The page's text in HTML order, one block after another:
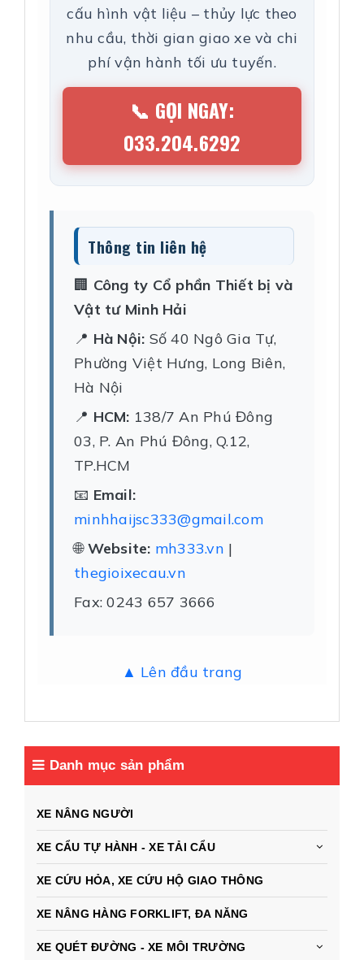
cấu hình vật liệu – thủy lực theo
nhu cầu, thời gian giao xe và chi
phí vận hành tối ưu tuyến.
📞 GỌI NGAY:
033.204.6292
Thông tin liên hệ
🏢 Công ty Cổ phần Thiết bị và
Vật tư Minh Hải
📍 Hà Nội: Số 40 Ngô Gia Tự,
Phường Việt Hưng, Long Biên,
Hà Nội
📍 HCM: 138/7 An Phú Đông
03, P. An Phú Đông, Q.12,
TP.HCM
📧 Email:
minhhaijsc333@gmail.com
🌐Website: mh333.vn |
thegioixecau.vn
Fax: 0243 657 3666
▲ Lên đầu trang
Danh mục sản phẩm
XE NÂNG NGƯỜI
XE CẨU TỰ HÀNH - XE TẢI CẨU
XE CỨU HỎA, XE CỨU HỘ GIAO THÔNG
XE NÂNG HÀNG FORKLIFT, ĐA NĂNG
XE QUÉT ĐƯỜNG - XE MÔI TRƯỜNG